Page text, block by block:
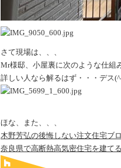
さて現場は、、、
Mr様邸、小屋裏に次のような仕組
詳しい人なら解るはず・・・デス
ほな、また、、、
木野芳弘の後悔しない注文住宅ブ
奈良県で高断熱高気密住宅を建て